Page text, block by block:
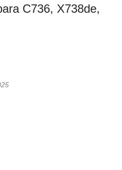
C736, X738de,